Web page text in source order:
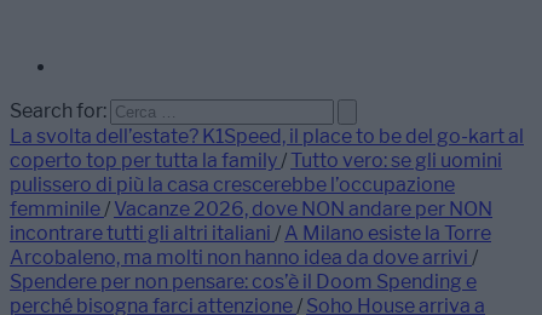
Search for:
La svolta dell’estate? K1Speed, il place to be del go-kart al
coperto top per tutta la family/ Tutto vero: se gli uomini
pulissero di più la casa crescerebbe l’occupazione
femminile/ Vacanze 2026, dove NON andare per NON
incontrare tutti gli altri italiani / A Milano esiste la Torre
Arcobaleno, ma molti non hanno idea da dove arrivi /
Spendere per non pensare: cos’è il Doom Spending e
perché bisogna farci attenzione/ Soho House arriva a